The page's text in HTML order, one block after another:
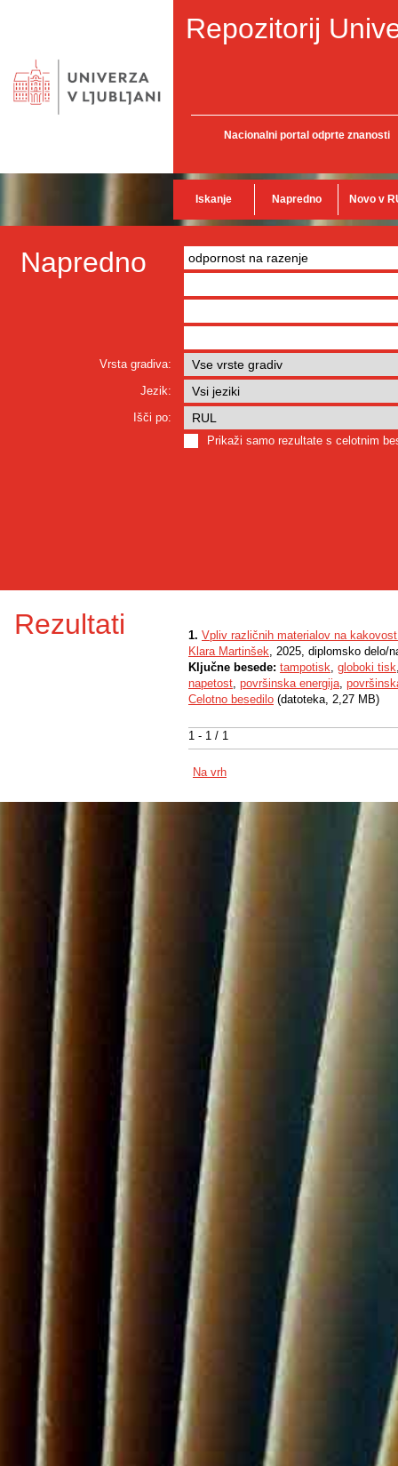
Repozitorij
Nacionalni portal odprte znanosti
Iskanje Napredno Novo v
Napredno
Vrsta gradiva:
Jezik:
Išči po:
Prikaži samo rezultate s celotnim
Rezultati
1 - 1 / 1
1. Vpliv različnih materialov na
Klara Martinšek, 2025, diplomsko delo/
Ključne besede: tampotisk, globoki tisk
napetost, površinska energija,
Celotno besedilo (datoteka, 2,27 MB)
Na vrh